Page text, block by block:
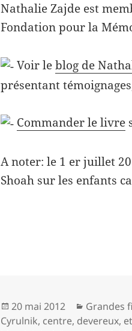
Nathalie Zajde est
Fondation pour la
Voir leblog de
présentant
Commander le livre
A noter: le 1 er juillet
Shoah sur les enfants
Publié
le
20 mai 2012 Grandes
Cyrulnik, centre, devereux,